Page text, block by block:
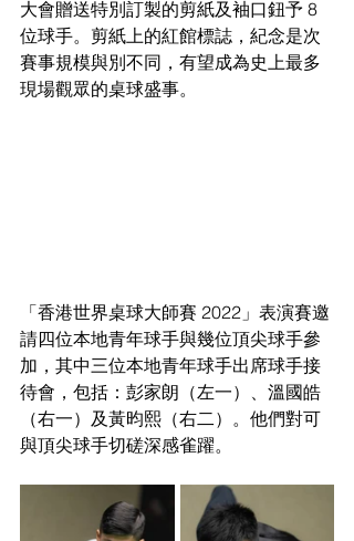
大會贈送特別訂製的剪紙及袖口鈕予 8
位球手。剪紙上的紅館標誌，紀念是次
賽事規模與別不同，有望成為史上最多
現場觀眾的桌球盛事。
「香港世界桌球大師賽 2022」表演賽邀
請四位本地青年球手與幾位頂尖球手參
加，其中三位本地青年球手出席球手接
待會，包括：彭家朗（左一）、溫國皓
（右一）及黃昀熙（右二）。他們對可
與頂尖球手切磋深感雀躍。